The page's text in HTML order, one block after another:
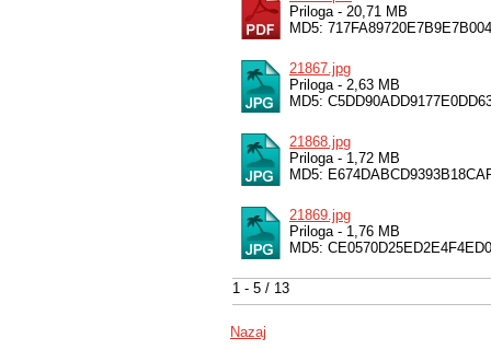
Priloga - 20,71 MB
MD5:
21867.jpg
Priloga - 2,63 MB
MD5:
21868.jpg
Priloga - 1,72 MB
MD5:
21869.jpg
Priloga - 1,76 MB
MD5:
1 - 5 / 13
Nazaj